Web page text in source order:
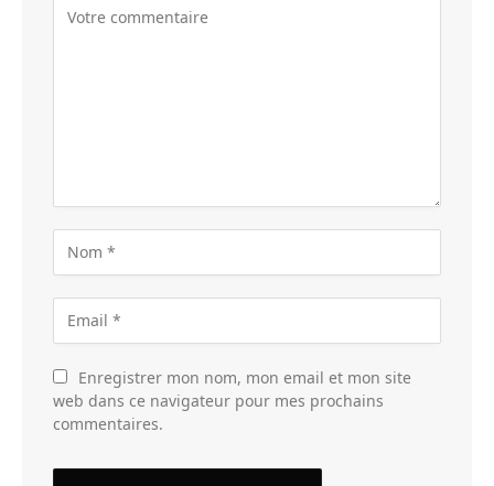
Enregistrer mon nom, mon email et mon site
web dans ce navigateur pour mes prochains
commentaires.